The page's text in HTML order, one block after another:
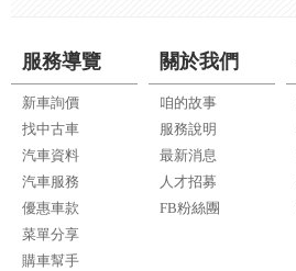
服務導覽
新車詢價
找中古車
汽車資料
汽車服務
優惠車款
菜單分享
購車幫手
關於我們
咱的故事
服務說明
最新消息
人才招募
FB粉絲團